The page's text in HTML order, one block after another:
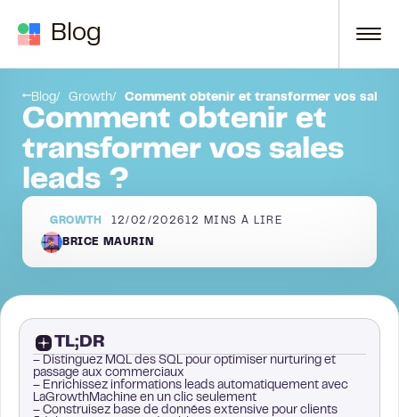
Blog
Blog Growth Comment obtenir et transformer vos sales
Comment obtenir et
transformer vos sales
leads ?
GROWTH 12/02/2026 12 MINS À LIRE
BRICE MAURIN
TL;DR
– Distinguez MQL des SQL pour optimiser nurturing et
passage aux commerciaux
– Enrichissez informations leads automatiquement avec
LaGrowthMachine en un clic seulement
– Construisez base de données extensive pour clients